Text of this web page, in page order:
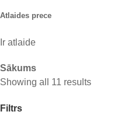
Atlaides prece
Ir atlaide
Sākums
Showing all 11 results
Filtrs